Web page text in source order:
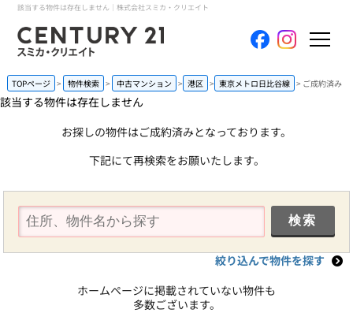
該当する物件は存在しません｜株式会社スミカ・クリエイト
ホーム
当社について
買いたい
売りたい
採用情報
TOPページ 物件検索 中古マンション 港区 東京メトロ日比谷線 ご成約済み
該当する物件は存在しません
お探しの物件はご成約済みとなっております。
下記にて再検索をお願いたします。
絞り込んで物件を探す
ホームページに掲載されていない物件も
多数ございます。